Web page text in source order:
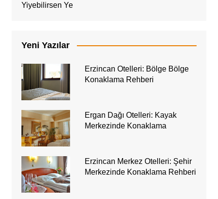
Yiyebilirsen Ye
Yeni Yazılar
Erzincan Otelleri: Bölge Bölge
Konaklama Rehberi
Ergan Dağı Otelleri: Kayak
Merkezinde Konaklama
Erzincan Merkez Otelleri: Şehir
Merkezinde Konaklama Rehberi